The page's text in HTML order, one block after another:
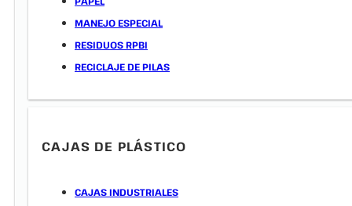
MANEJO ESPECIAL
RESIDUOS RPBI
RECICLAJE DE PILAS
CAJAS DE PLÁSTICO
CAJAS INDUSTRIALES